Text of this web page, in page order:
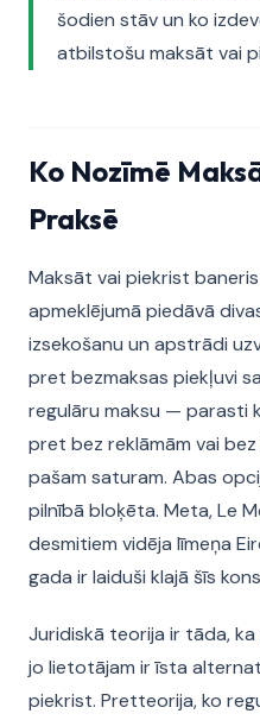
šodien stāv un ko
atbilstošu maksāt vai
Ko Nozīmē
Praksē
Maksāt vai piekrist
apmeklējumā piedāvā
izsekošanu un apstrādi
pret bezmaksas piekļuvi
regulāru maksu — parasti
pret bez reklāmām vai
pašam saturam. Abas
pilnībā bloķēta. Meta, Le
desmitiem vidēja līmeņa
gada ir laiduši klajā šīs
Juridiskā teorija ir tāda,
jo lietotājam ir īsta
piekrist. Pretteorija, ko